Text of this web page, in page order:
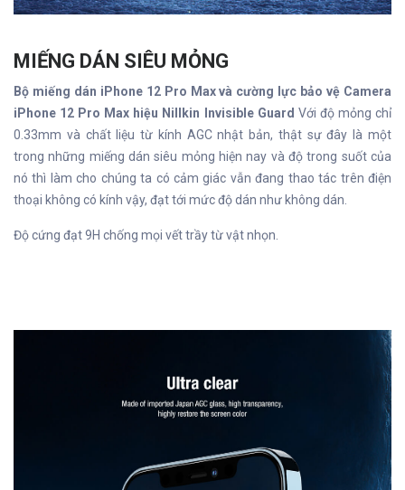
MIẾNG DÁN SIÊU MỎNG
Bộ miếng dán iPhone 12 Pro Max và cường lực bảo vệ Camera
iPhone 12 Pro Max hiệu Nillkin Invisible Guard Với độ mỏng chỉ
0.33mm và chất liệu từ kính AGC nhật bản, thật sự đây là một
trong những miếng dán siêu mỏng hiện nay và độ trong suốt của
nó thì làm cho chúng ta có cảm giác vẫn đang thao tác trên điện
thoại không có kính vậy, đạt tới mức độ dán như không dán.
Độ cứng đạt 9H chống mọi vết trầy từ vật nhọn.